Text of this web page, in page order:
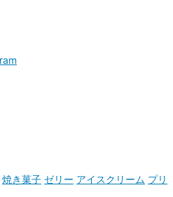
焼き菓子 ゼリー アイスクリーム プリ